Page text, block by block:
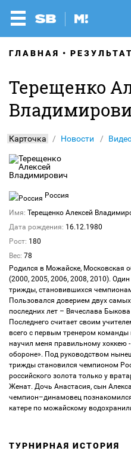
ГЛАВНАЯ
Терещенко
Карточка Новости
Россия
Имя: Терещенко Алексей
Дата рождения: 16.12.1980
Рост: 180
Вес: 78
Родился в Можайске, Московская
(2000, 2005, 2006, 2008, 2010). Один
трижды, становившихся
Пользовался доверием двух
последних лет – Вячеслава
Последнего считает своим
всего с первым тренером
научил меня правильному хоккею
обороне». Под руководством
трижды становился чемпионом
российского золота только у
Женат. Дочь Анастасия, сын
чемпион–динамовец
катере по можайскому
ТУРНИРНАЯ ИСТОРИЯ